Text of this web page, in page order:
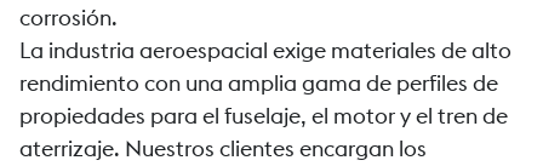
corrosión.
La industria aeroespacial exige materiales de alto
rendimiento con una amplia gama de perfiles de
propiedades para el fuselaje, el motor y el tren de
aterrizaje. Nuestros clientes encargan los